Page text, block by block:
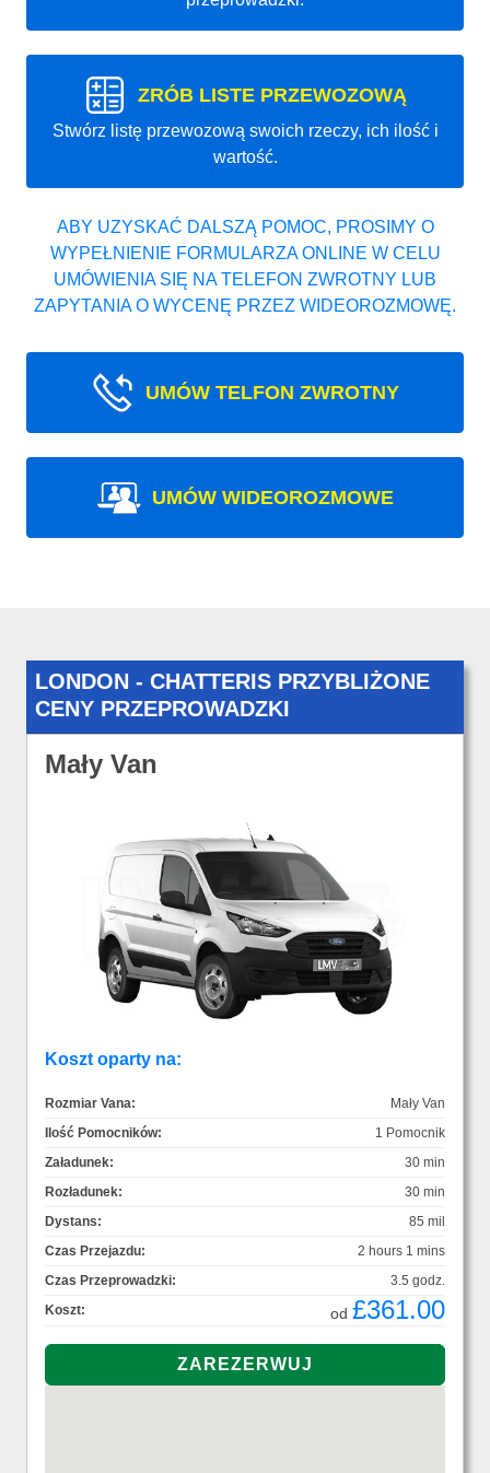
ZRÓB LISTE PRZEWOZOWĄ
Stwórz listę przewozową swoich rzeczy, ich ilość i
wartość.
ABY UZYSKAĆ DALSZĄ POMOC, PROSIMY O
WYPEŁNIENIE FORMULARZA ONLINE W CELU
UMÓWIENIA SIĘ NA TELEFON ZWROTNY LUB
ZAPYTANIA O WYCENĘ PRZEZ WIDEOROZMOWĘ.
UMÓW TELFON ZWROTNY
UMÓW WIDEOROZMOWE
LONDON - CHATTERIS PRZYBLIŻONE
CENY PRZEPROWADZKI
Mały Van
Koszt oparty na:
Rozmiar Vana:
Mały Van
Ilość Pomocników:
1 Pomocnik
Załadunek:
30 min
Rozładunek:
30 min
Dystans:
85 mil
Czas Przejazdu:
2 hours 1 mins
Czas Przeprowadzki:
3.5 godz.
Koszt:
od £361.00